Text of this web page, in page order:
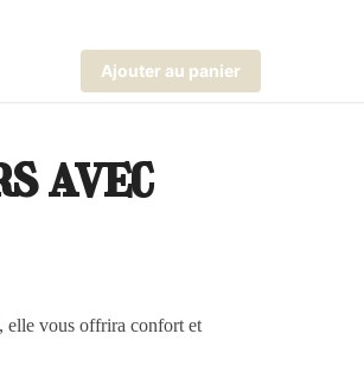
Ajouter au panier
avec
elle vous offrira confort et